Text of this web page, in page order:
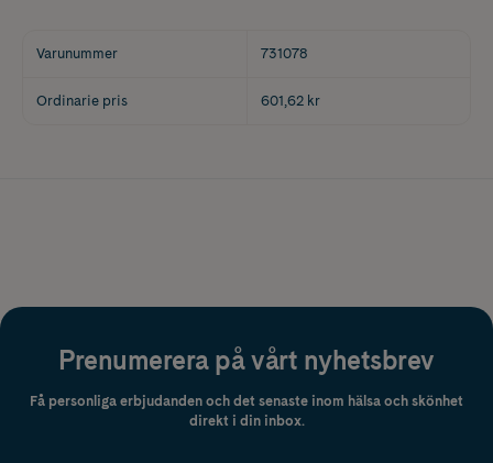
Varunummer 731078
Ordinarie pris 601,62 kr
Prenumerera på vårt nyhetsbrev
Få personliga erbjudanden och det senaste inom hälsa och skönhet
direkt i din inbox.